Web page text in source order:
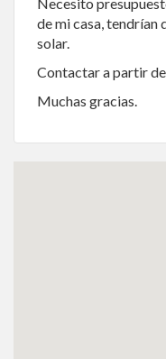
de mi casa, tendrían
solar.
Contactar a partir
Muchas gracias.